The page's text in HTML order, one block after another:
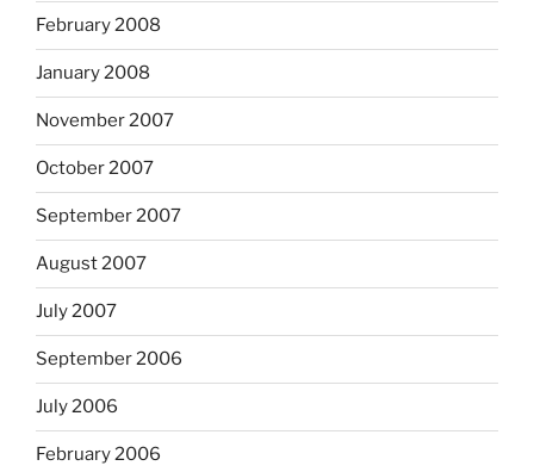
February 2008
January 2008
November 2007
October 2007
September 2007
August 2007
July 2007
September 2006
July 2006
February 2006